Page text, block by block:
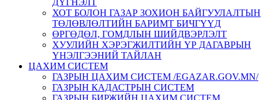
ДҮГНЭЛТ
ХОТ БОЛОН ГАЗАР ЗОХИОН БАЙГУУЛАЛТЫН
ТӨЛӨВЛӨЛТИЙН БАРИМТ БИЧГҮҮД
ӨРГӨДӨЛ, ГОМДЛЫН ШИЙДВЭРЛЭЛТ
ХУУЛИЙН ХЭРЭГЖИЛТИЙН ҮР ДАГАВРЫН
ҮНЭЛГЭЭНИЙ ТАЙЛАН
ЦАХИМ СИСТЕМ
ГАЗРЫН ЦАХИМ СИСТЕМ /EGAZAR.GOV.MN/
ГАЗРЫН КАДАСТРЫН СИСТЕМ
ГАЗРЫН БИРЖИЙН ЦАХИМ СИСТЕМ